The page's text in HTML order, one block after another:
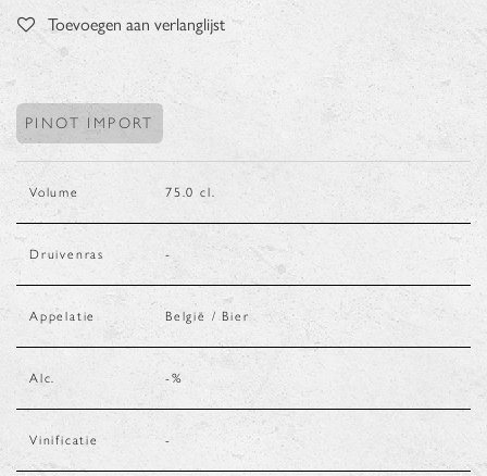
Toevoegen aan verlanglijst
PINOT IMPORT
Volume 75.0 cl.
Druivenras -
Appelatie België / Bier
Alc. -%
Vinificatie -